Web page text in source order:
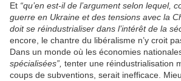
Et “qu’en est-il de l’argument selon lequel,
guerre en Ukraine et des tensions avec la
doit se réindustrialiser dans l’intérêt de la
encore, le chantre du libéralisme n’y croit
Dans un monde où les économies
spécialisées”, tenter une réindustrialisation
coups de subventions, serait inefficace.